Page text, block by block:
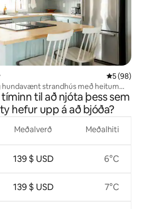
5 af 5 í
5 (98)
hundavænt strandhús með heitum
til að njóta þess sem
hefur upp á að bjóða?
Meðalverð
139 $ USD
139 $ USD
Meðalhiti
6°C
7°C